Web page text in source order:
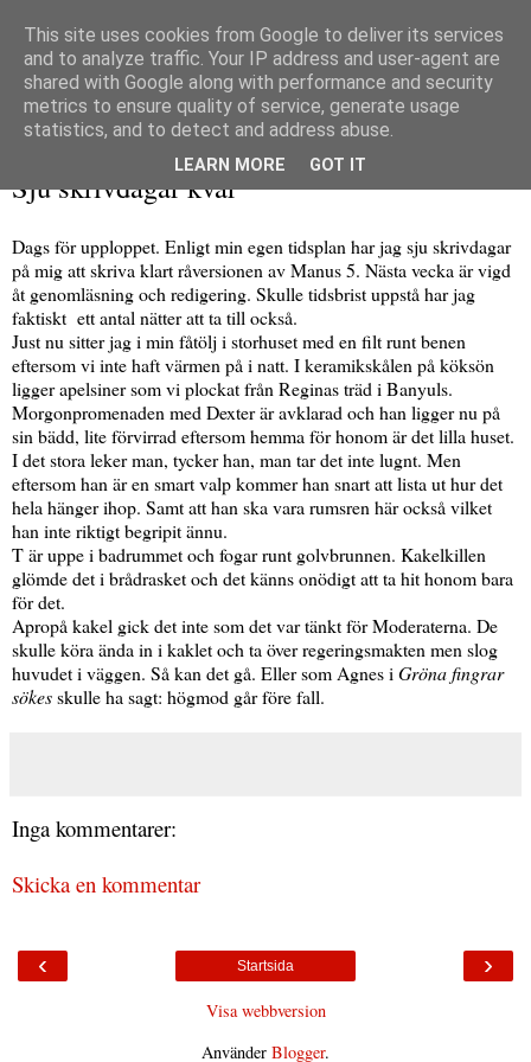
Sju skrivdagar kvar
Dags för upploppet. Enligt min egen tidsplan har jag sju skrivdagar
på mig att skriva klart råversionen av Manus 5. Nästa vecka är vigd
åt genomläsning och redigering. Skulle tidsbrist uppstå har jag
faktiskt ett antal nätter att ta till också.
Just nu sitter jag i min fåtölj i storhuset med en filt runt benen
eftersom vi inte haft värmen på i natt. I keramikskålen på köksön
ligger apelsiner som vi plockat från Reginas träd i Banyuls.
Morgonpromenaden med Dexter är avklarad och han ligger nu på
sin bädd, lite förvirrad eftersom hemma för honom är det lilla huset.
I det stora leker man, tycker han, man tar det inte lugnt. Men
eftersom han är en smart valp kommer han snart att lista ut hur det
hela hänger ihop. Samt att han ska vara rumsren här också vilket
han inte riktigt begripit ännu.
T är uppe i badrummet och fogar runt golvbrunnen. Kakelkillen
glömde det i brådrasket och det känns onödigt att ta hit honom bara
för det.
Apropå kakel gick det inte som det var tänkt för Moderaterna. De
skulle köra ända in i kaklet och ta över regeringsmakten men slog
huvudet i väggen. Så kan det gå. Eller som Agnes i Gröna fingrar
sökesskulle ha sagt: högmod går före fall.
Inga kommentarer:
Skicka en kommentar
‹ ›
Startsida
Visa webbversion
Använder Blogger.
This site uses cookies from Google to deliver its services
and to analyze traffic. Your IP address and user-agent are
shared with Google along with performance and security
metrics to ensure quality of service, generate usage
statistics, and to detect and address abuse.
LEARN MORE GOT IT